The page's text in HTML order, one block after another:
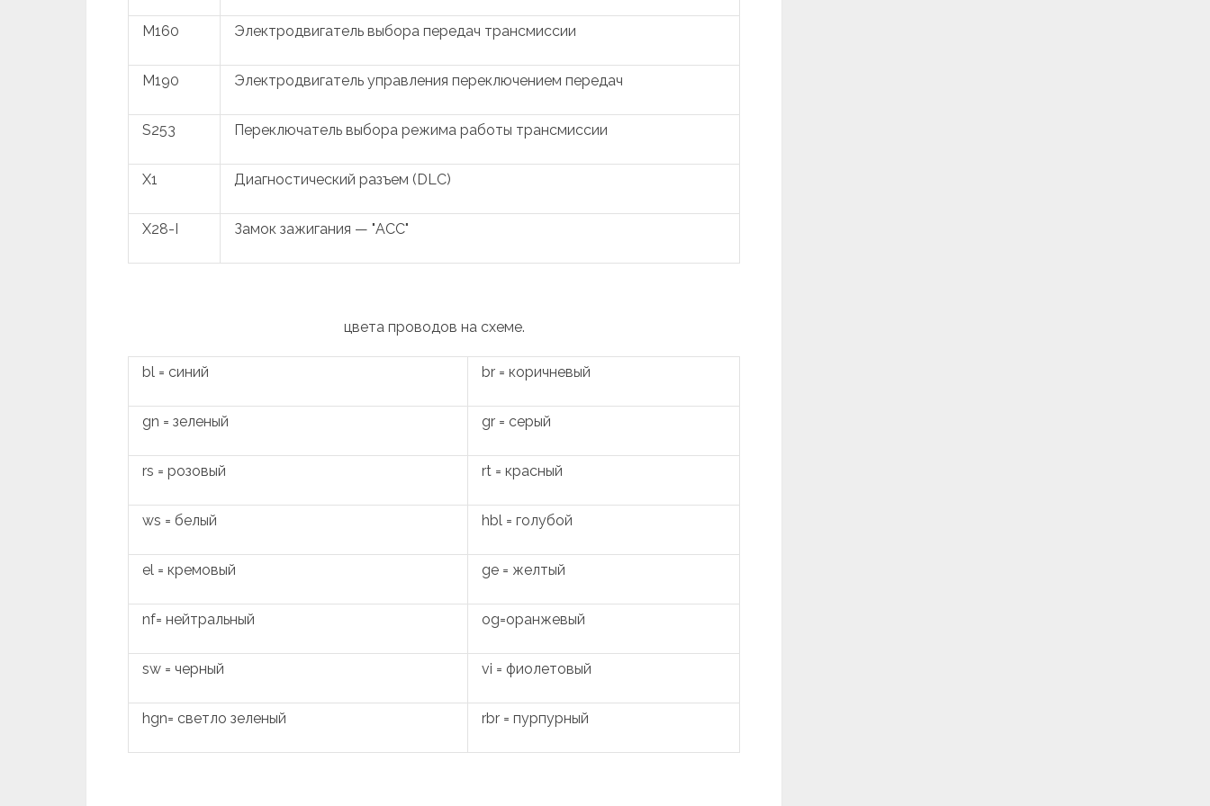
M160 Электродвигатель выбора передач трансмиссии
M190 Электродвигатель управления переключением передач
S253 Переключатель выбора режима работы трансмиссии
X1 Диагностический разъем (DLC)
X28-I Замок зажигания — "ACC"
цвета проводов на схеме.
bl = синий br = коричневый
gn = зеленый gr = серый
rs = розовый rt = красный
ws = белый hbl = голубой
el = кремовый ge = желтый
nf= нейтральный og=оранжевый
sw = черный vi = фиолетовый
hgn= светло зеленый rbr = пурпурный